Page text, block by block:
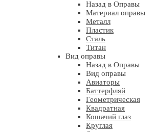
Назад в Оправы
Материал оправы
Металл
Пластик
Сталь
Титан
Вид оправы
Назад в Оправы
Вид оправы
Авиаторы
Баттерфляй
Геометрическая
Квадратная
Кошачий глаз
Круглая